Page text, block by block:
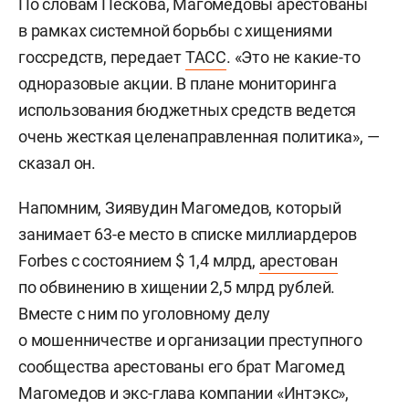
По словам Пескова, Магомедовы арестованы
в рамках системной борьбы с хищениями
госсредств, передаетТАСС. «Это не какие-то
одноразовые акции. В плане мониторинга
использования бюджетных средств ведется
очень жесткая целенаправленная политика», —
сказал он.
Напомним, Зиявудин Магомедов, который
занимает 63-е место в списке миллиардеров
Forbes с состоянием $ 1,4 млрд, арестован
по обвинению в хищении 2,5 млрд рублей.
Вместе с ним по уголовному делу
о мошенничестве и организации преступного
сообщества арестованы его брат Магомед
Магомедов и экс-глава компании «Интэкс»,